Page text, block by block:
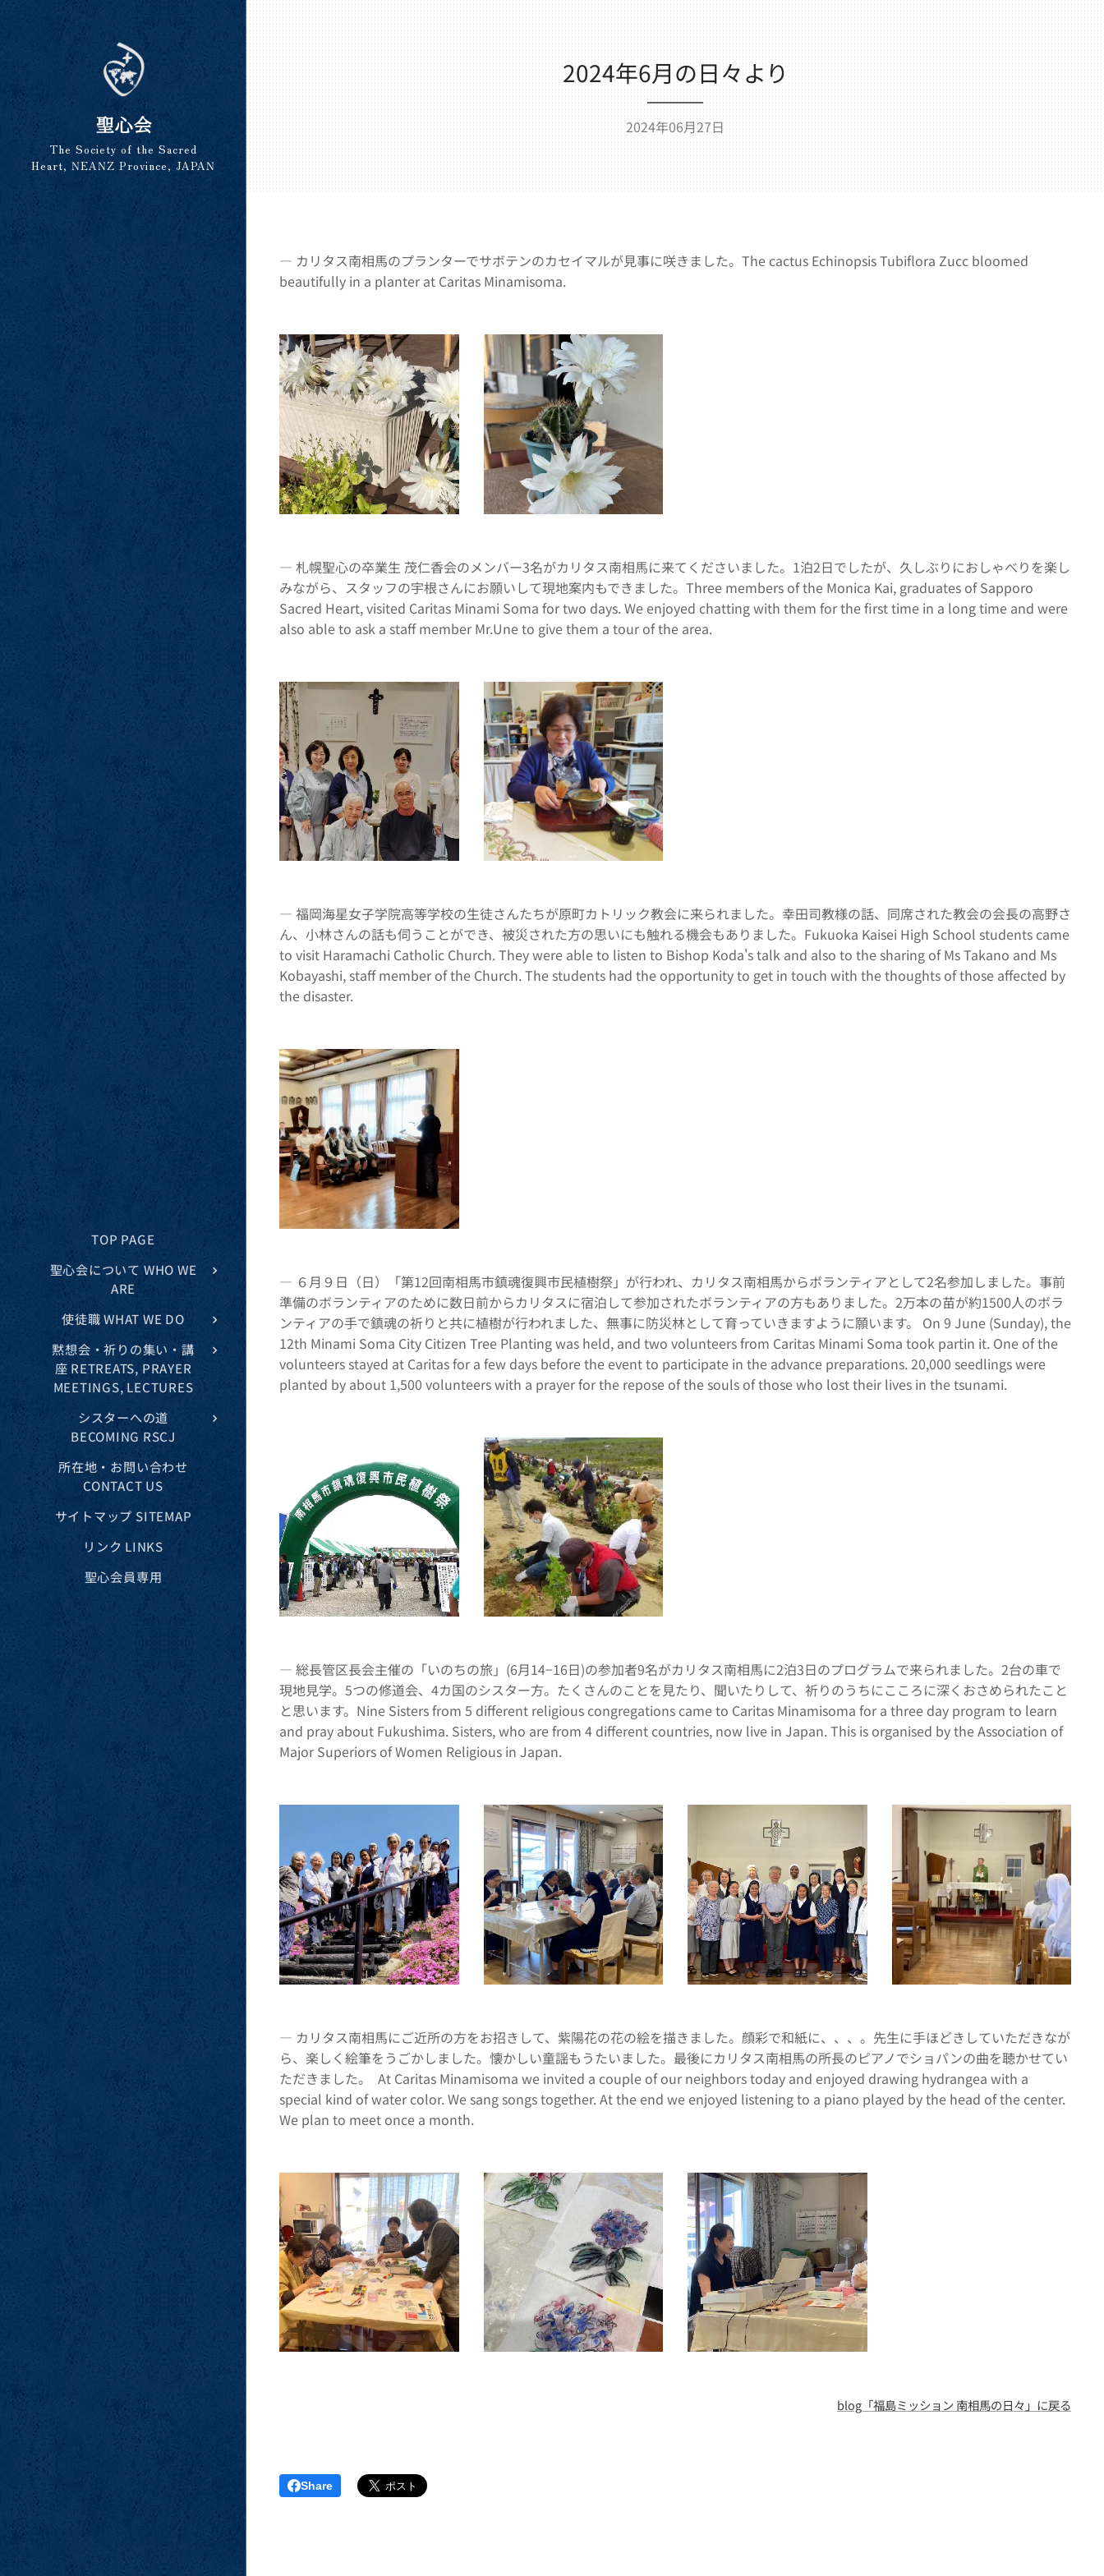
聖心会
The Society of the Sacred
Heart, NEANZ Province, JAPAN
TOP PAGE
聖心会について WHO WE
ARE
使徒職 WHAT WE DO
黙想会・祈りの集い・講
座 RETREATS, PRAYER
MEETINGS, LECTURES
シスターへの道
BECOMING RSCJ
所在地・お問い合わせ
CONTACT US
サイトマップ SITEMAP
リンク LINKS
聖心会員専用
2024年6月の日々より
2024年06月27日
― カリタス南相馬のプランターでサボテンのカセイマルが見事に咲きました。The cactus Echinopsis Tubiflora Zucc bloomed
beautifully in a planter at Caritas Minamisoma.
― 札幌聖心の卒業生 茂仁香会のメンバー3名がカリタス南相馬に来てくださいました。1泊2日でしたが、久しぶりにおしゃべりを楽し
みながら、スタッフの宇根さんにお願いして現地案内もできました。Three members of the Monica Kai, graduates of Sapporo
Sacred Heart, visited Caritas Minami Soma for two days. We enjoyed chatting with them for the first time in a long time and were
also able to ask a staff member Mr.Une to give them a tour of the area.
― 福岡海星女子学院高等学校の生徒さんたちが原町カトリック教会に来られました。幸田司教様の話、同席された教会の会長の高野さ
ん、小林さんの話も伺うことができ、被災された方の思いにも触れる機会もありました。Fukuoka Kaisei High School students came
to visit Haramachi Catholic Church. They were able to listen to Bishop Koda's talk and also to the sharing of Ms Takano and Ms
Kobayashi, staff member of the Church. The students had the opportunity to get in touch with the thoughts of those affected by
the disaster.
― ６月９日（日）「第12回南相馬市鎮魂復興市民植樹祭」が行われ、カリタス南相馬からボランティアとして2名参加しました。事前
準備のボランティアのために数日前からカリタスに宿泊して参加されたボランティアの方もありました。2万本の苗が約1500人のボラ
ンティアの手で鎮魂の祈りと共に植樹が行われました、無事に防災林として育っていきますように願います。 On 9 June (Sunday), the
12th Minami Soma City Citizen Tree Planting was held, and two volunteers from Caritas Minami Soma took partin it. One of the
volunteers stayed at Caritas for a few days before the event to participate in the advance preparations. 20,000 seedlings were
planted by about 1,500 volunteers with a prayer for the repose of the souls of those who lost their lives in the tsunami.
― 総長管区長会主催の「いのちの旅」(6月14−16日)の参加者9名がカリタス南相馬に2泊3日のプログラムで来られました。2台の車で
現地見学。5つの修道会、4カ国のシスター方。たくさんのことを見たり、聞いたりして、祈りのうちにこころに深くおさめられたこと
と思います。Nine Sisters from 5 different religious congregations came to Caritas Minamisoma for a three day program to learn
and pray about Fukushima. Sisters, who are from 4 different countries, now live in Japan. This is organised by the Association of
Major Superiors of Women Religious in Japan.
― カリタス南相馬にご近所の方をお招きして、紫陽花の花の絵を描きました。顔彩で和紙に、、、。先生に手ほどきしていただきなが
ら、楽しく絵筆をうごかしました。懐かしい童謡もうたいました。最後にカリタス南相馬の所長のピアノでショパンの曲を聴かせてい
ただきました。 At Caritas Minamisoma we invited a couple of our neighbors today and enjoyed drawing hydrangea with a
special kind of water color. We sang songs together. At the end we enjoyed listening to a piano played by the head of the center.
We plan to meet once a month.
blog「福島ミッション 南相馬の日々」に戻る
Share